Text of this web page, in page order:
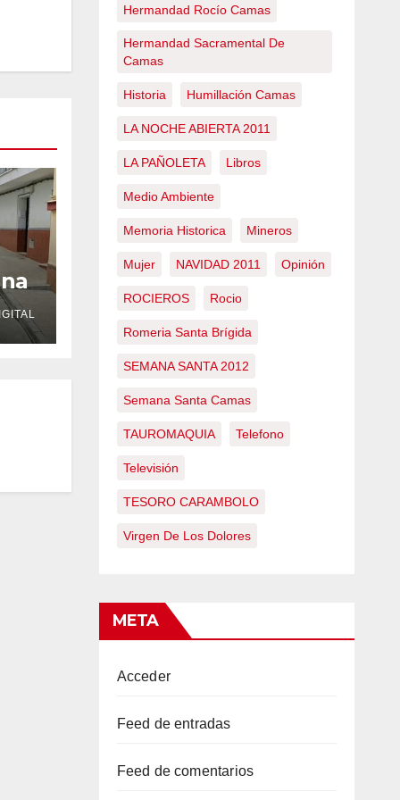
Hermandad Rocío Camas
Hermandad Sacramental De
Camas
Historia Humillación Camas
LA NOCHE ABIERTA 2011
LA PAÑOLETA Libros
Medio Ambiente
Memoria Historica Mineros
Mujer NAVIDAD 2011 Opinión
ROCIEROS Rocio
Romeria Santa Brígida
SEMANA SANTA 2012
Semana Santa Camas
TAUROMAQUIA Telefono
Televisión
TESORO CARAMBOLO
Virgen De Los Dolores
META
Acceder
Feed de entradas
Feed de comentarios